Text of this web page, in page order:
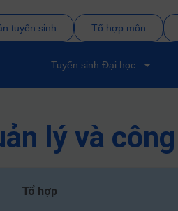
tuyển sinh Tổ hợp môn
Tuyển sinh Đại học
lý và
Tổ hợp